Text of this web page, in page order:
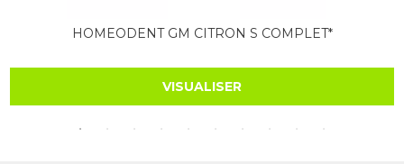
HOMEODENT GM CITRON S COMPLET*
VISUALISER